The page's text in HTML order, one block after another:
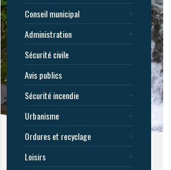
Conseil municipal
Administration
Sécurité civile
Avis publics
Sécurité incendie
Urbanisme
Ordures et recyclage
Loisirs